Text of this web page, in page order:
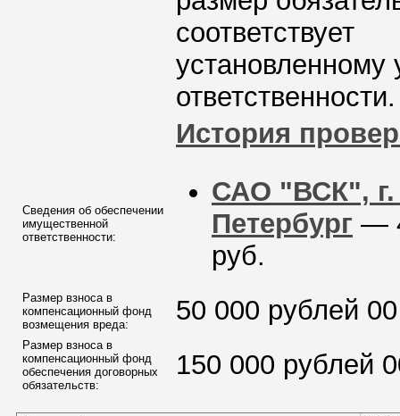
соответствует
установленному
ответственности.
История
Сведения об обеспечении
имущественной
ответственности:
САО "ВСК", г.
Петербург —
руб.
Размер взноса в
компенсационный фонд
возмещения вреда:
50 000 рублей
Размер взноса в
компенсационный фонд
обеспечения договорных
обязательств:
150 000 рублей